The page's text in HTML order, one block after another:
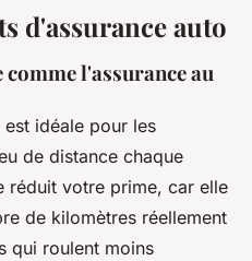
d'assurance auto
l'assurance au
est idéale pour les
de distance chaque
réduit votre prime, car elle
de kilomètres réellement
qui roulent moins